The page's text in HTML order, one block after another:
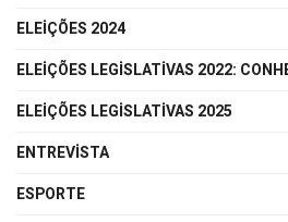
ELEIÇÕES 2024
ELEIÇÕES LEGISLATIVAS 2022:
ELEIÇÕES LEGISLATIVAS 2025
ENTREVISTA
ESPORTE